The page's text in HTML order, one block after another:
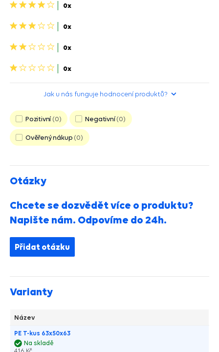
4
0x
3
0x
2
0x
1
0x
Jak u nás funguje hodnocení produktů?
Pozitivní 0 Negativní 0
Ověřený nákup 0
Otázky
Chcete se dozvědět více o produktu?
Napište nám. Odpovíme do 24h.
Přidat otázku
Varianty
Název
PE T-kus 63x50x63
Na skladě